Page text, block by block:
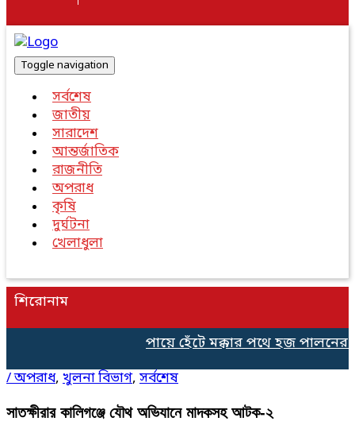
Toggle navigation
সর্বশেষ
জাতীয়
সারাদেশ
আন্তর্জাতিক
রাজনীতি
অপরাধ
কৃষি
দুর্ঘটনা
খেলাধুলা
শিরোনাম
পায়ে হেঁটে মক্কার পথে হজ পালনের
/অপরাধ, খুলনা বিভাগ, সর্বশেষ
সাতক্ষীরার কালিগঞ্জে যৌথ অভিযানে মাদকসহ আটক-২